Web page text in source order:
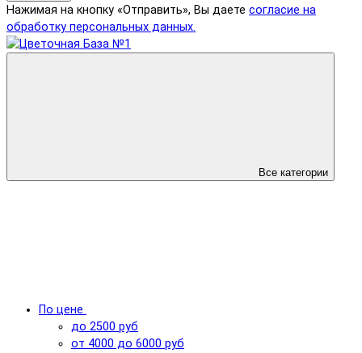
Нажимая на кнопку «Отправить», Вы даете согласие на
обработку персональных данных.
Все категории
По цене
до 2500 руб
от 4000 до 6000 руб